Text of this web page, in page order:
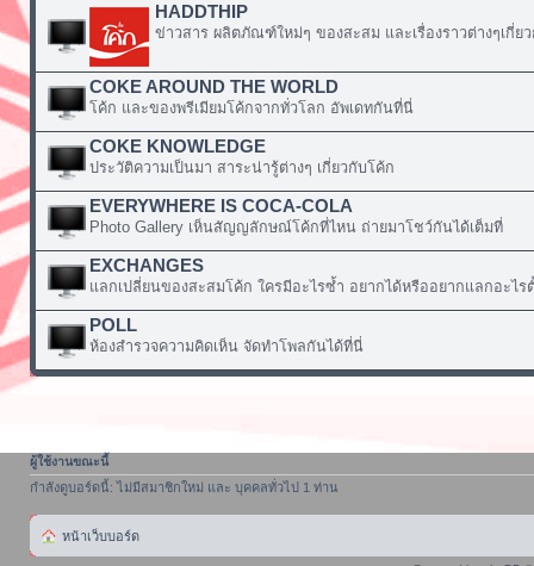
HADDTHIP
ข่าวสาร ผลิตภัณฑ์ใหม่ๆ ของสะสม และเรื่องราวต่างๆเกี่ย
COKE AROUND THE WORLD
โค้ก และของพรีเมียมโค้กจากทั่วโลก อัพเดทกันที่นี่
COKE KNOWLEDGE
ประวัติความเป็นมา สาระน่ารู้ต่างๆ เกี่ยวกับโค้ก
EVERYWHERE IS COCA-COLA
Photo Gallery เห็นสัญญลักษณ์โค้กที่ไหน ถ่ายมาโชว์กันได้เต็มที่
EXCHANGES
แลกเปลี่ยนของสะสมโค้ก ใครมีอะไรซ้ำ อยากได้หรืออยากแลกอะไร
POLL
ห้องสำรวจความคิดเห็น จัดทำโพลกันได้ที่นี่
ผู้ใช้งานขณะนี้
กำลังดูบอร์ดนี้: ไม่มีสมาชิกใหม่ และ บุคคลทั่วไป 1 ท่าน
หน้าเว็บบอร์ด